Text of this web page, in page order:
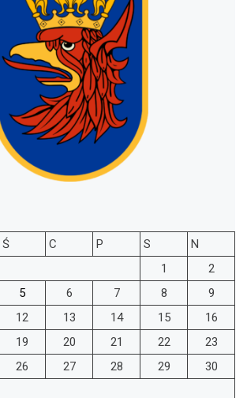
Ś C P S
N
1
2
5 6 7 8
9
12 13 14 15
16
19 20 21 22
23
26 27 28 29
30